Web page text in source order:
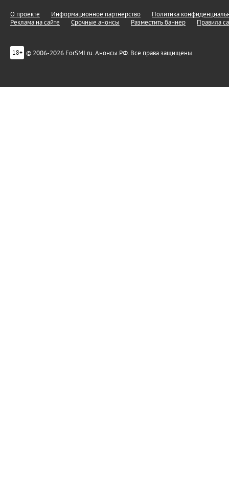
О проекте Информационное партнерство
Политика
Реклама на сайте
Срочные анонсы Разместить баннер Правила
18+ © 2006-2026 ForSMI.ru. Анонсы.РФ. Все права защищены.